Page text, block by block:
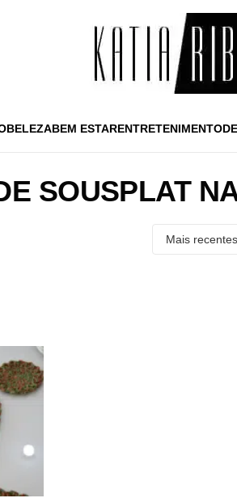
BELEZABEM ESTARENTRETENIMENTO
SOUSPLAT